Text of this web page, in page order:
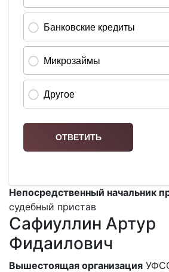
Непосредственный начальник
судебный пристав
Сафиуллин Артур
Фидаилович
Вышестоящая организация